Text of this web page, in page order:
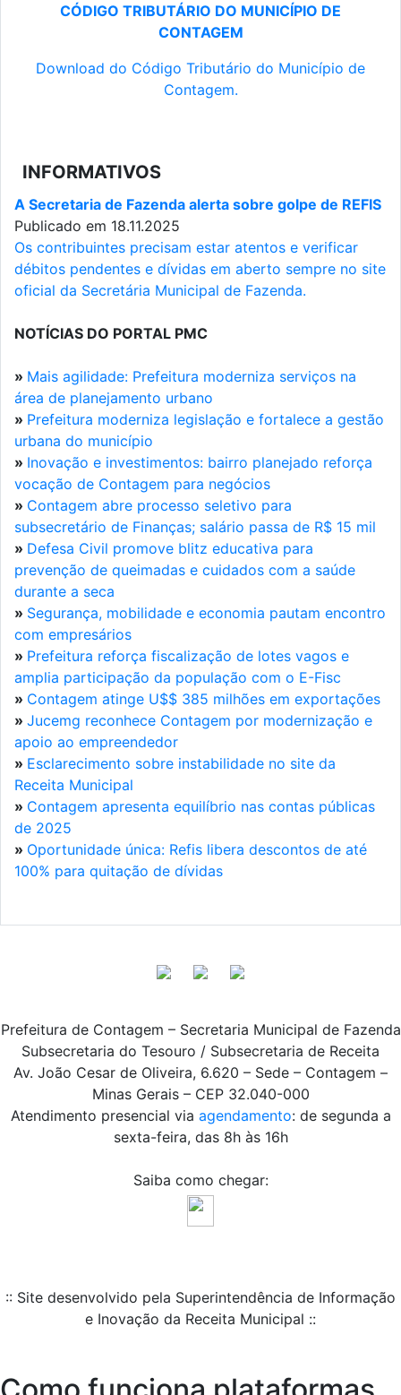
CÓDIGO TRIBUTÁRIO DO MUNICÍPIO DE
CONTAGEM
Download do Código Tributário do Município de
Contagem.
INFORMATIVOS
A Secretaria de Fazenda alerta sobre golpe de REFIS
Publicado em 18.11.2025
Os contribuintes precisam estar atentos e verificar
débitos pendentes e dívidas em aberto sempre no site
oficial da Secretária Municipal de Fazenda.
NOTÍCIAS DO PORTAL PMC
» Mais agilidade: Prefeitura moderniza serviços na
área de planejamento urbano
» Prefeitura moderniza legislação e fortalece a gestão
urbana do município
» Inovação e investimentos: bairro planejado reforça
vocação de Contagem para negócios
» Contagem abre processo seletivo para
subsecretário de Finanças; salário passa de R$ 15 mil
» Defesa Civil promove blitz educativa para
prevenção de queimadas e cuidados com a saúde
durante a seca
» Segurança, mobilidade e economia pautam encontro
com empresários
» Prefeitura reforça fiscalização de lotes vagos e
amplia participação da população com o E-Fisc
» Contagem atinge U$$ 385 milhões em exportações
» Jucemg reconhece Contagem por modernização e
apoio ao empreendedor
» Esclarecimento sobre instabilidade no site da
Receita Municipal
» Contagem apresenta equilíbrio nas contas públicas
de 2025
» Oportunidade única: Refis libera descontos de até
100% para quitação de dívidas
Prefeitura de Contagem – Secretaria Municipal de Fazenda
Subsecretaria do Tesouro / Subsecretaria de Receita
Av. João Cesar de Oliveira, 6.620 – Sede – Contagem –
Minas Gerais – CEP 32.040-000
Atendimento presencial via agendamento: de segunda a
sexta-feira, das 8h às 16h
Saiba como chegar:
:: Site desenvolvido pela Superintendência de Informação
e Inovação da Receita Municipal ::